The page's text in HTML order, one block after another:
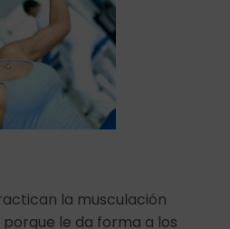
la musculación
le da forma a los